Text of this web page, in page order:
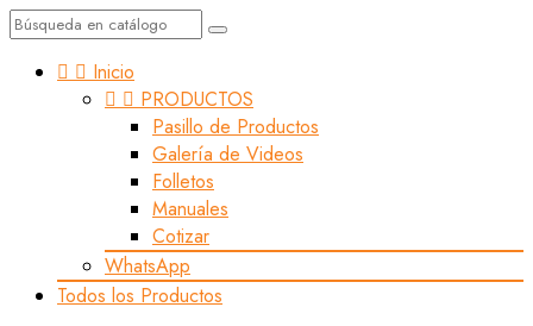
  Inicio
  PRODUCTOS
Pasillo de Productos
Galería de Videos
Folletos
Manuales
Cotizar
WhatsApp
Todos los Productos